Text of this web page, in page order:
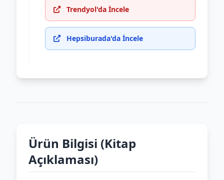
Trendyol'da İncele
Hepsiburada'da İncele
Ürün Bilgisi (Kitap
Açıklaması)